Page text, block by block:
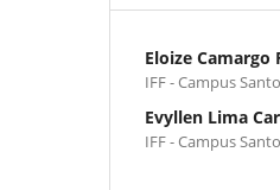
Eloize Camargo
IFF - Campus
Evyllen Lima
IFF - Campus